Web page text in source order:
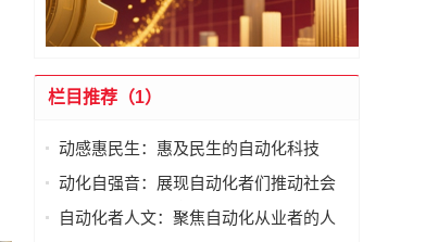
栏目推荐（1）
动感惠民生：惠及民生的自动化科技
动化自强音：展现自动化者们推动社会
进步发出的响亮声音
自动化者人文：聚焦自动化从业者的人